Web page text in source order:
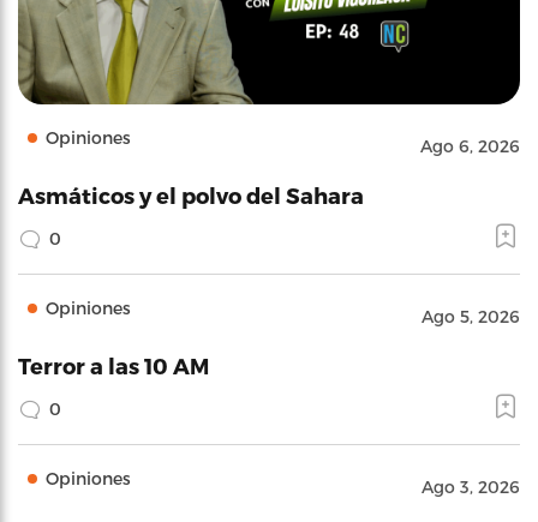
Opiniones Ago 6, 2026
Asmáticos y el polvo del Sahara
0
Opiniones Ago 5, 2026
Terror a las 10 AM
0
Opiniones Ago 3, 2026